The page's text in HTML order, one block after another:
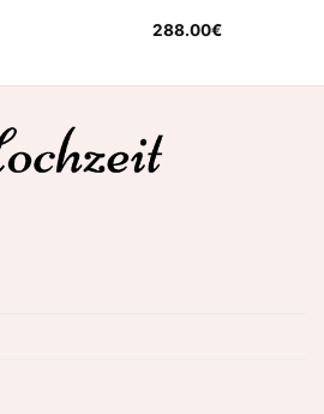
288.00€